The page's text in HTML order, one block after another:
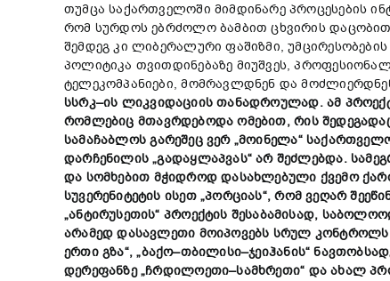
თუმცა საქართველოში მიმდინარე პროცესების
რომ სურდოს ებრძოლო ბამბით ცხვირის
შემდეგ კი ლიბერალური ფაშიზმი,
პოლიტიკა თვითდინებაზე მიუშვეს,
ტელეკომპანიები, მომრავლდნენ და
სსრკ–ის ლიკვიდაციის თანადროულად. ამ
რომლებიც მთავრდებოდა ომებით,რის
სამაჩაბლოს გარეშეც ვერ„მოინელა“
დარჩენილის „გადაყლაპვას“ არ შეძლებდა.
და სომხებით მჭიდროდ დასახლებული ქვემო
სუვერენიტეტის ისეთ„პორციას“,რომ ვეღარ
„ანტირუსეთის“ პროექტის შესაბამისად,
არამედ დასავლეთი მოიპოვებს სრულ კონტროლს
ერთი გზა“,„ბაქო–თბილისი–ჯეიჰანის“
დერეფანზე„ჩრდილოეთი–სამხრეთი“ და ახალ